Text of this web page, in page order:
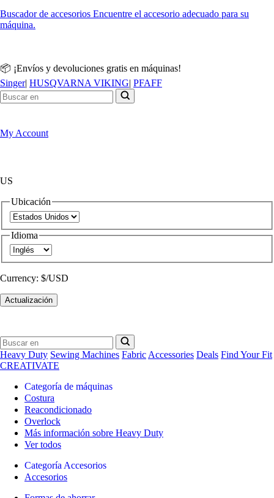
Buscador de accesorios Encuentre el accesorio adecuado para su
máquina.
📦 ¡Envíos y devoluciones gratis en máquinas!
Singer| HUSQVARNA VIKING| PFAFF
My Account
US
Ubicación
Idioma
Currency: $/USD
Actualización
Heavy Duty Sewing Machines Fabric Accessories Deals Find Your Fit
CREATIVATE
Categoría de máquinas
Costura
Reacondicionado
Overlock
Más información sobre Heavy Duty
Ver todos
Categoría Accesorios
Accesorios